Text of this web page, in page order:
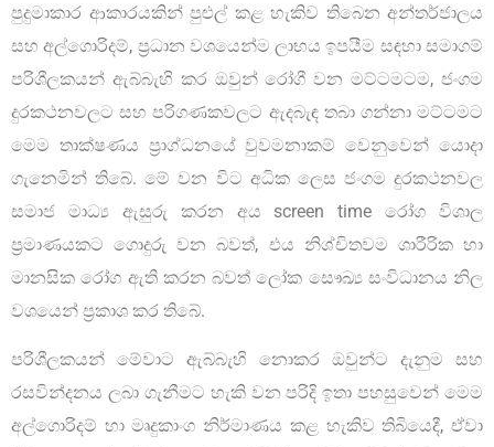
පුදුමාකාර ආකාරයකින් පුළුල් කළ හැකිව තිබෙන අන්තර්ජාලය
සහ අල්ගොරිදම්, ප්‍රධාන වශයෙන්ම ලාභය ඉපයීම සඳහා සමාගම්
පරිශීලකයන් ඇබ්බැහි කර ඔවුන් රෝගී වන මට්ටමටම, ජංගම
දුරකථනවලට සහ පරිගණකවලට ඇදබැඳ තබා ගන්නා මට්ටමට
මෙම තාක්ෂණය ප්‍රාග්ධනයේ වුවමනාකම් වෙනුවෙන් යොදා
ගැනෙමින් තිබේ. මේ වන විට අධික ලෙස ජංගම දුරකථනවල
සමාජ මාධ්‍ය ඇසුරු කරන අය screen time රෝග විශාල
ප්‍රමාණයකට ගොදුරු වන බවත්, එය නිශ්චිතවම ශාරීරික හා
මානසික රෝග ඇති කරන බවත් ලෝක සෞඛ්‍ය සංවිධානය නිල
වශයෙන් ප්‍රකාශ කර තිබේ.
පරිශීලකයන් මේවාට ඇබ්බැහි නොකර ඔවුන්ට දැනුම සහ
රසවින්දනය ලබා ගැනීමට හැකි වන පරිදි ඉතා පහසුවෙන් මෙම
අල්ගොරිදම් හා මෘදුකාංග නිර්මාණය කළ හැකිව තිබියෙදී, ඒවා